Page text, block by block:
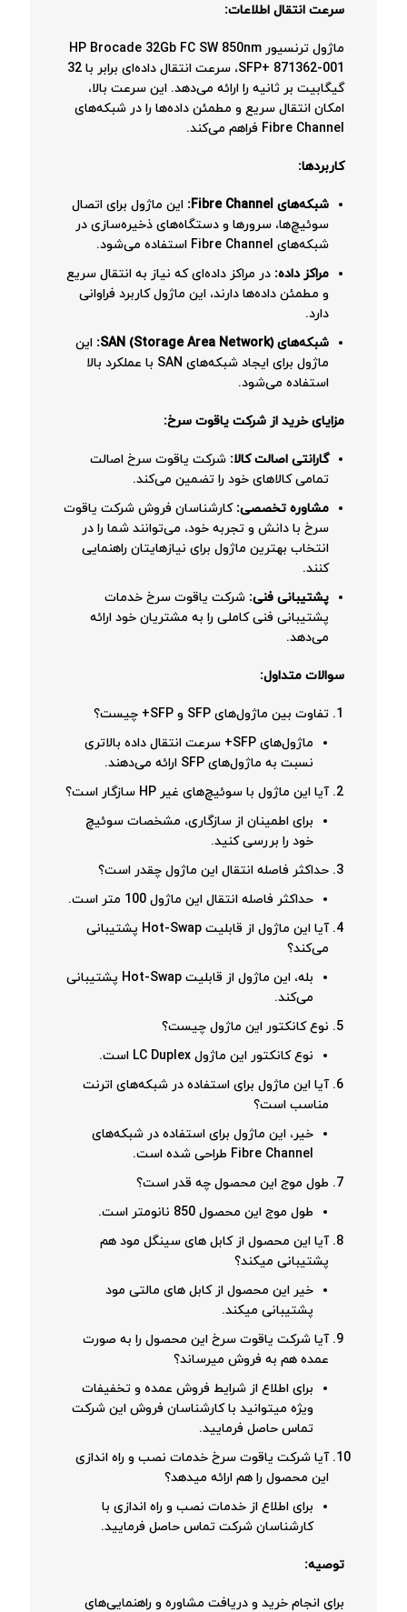
سرعت انتقال اطلاعات:
ماژول ترنسیور HP Brocade 32Gb FC SW 850nm
SFP+ 871362-001، سرعت انتقال داده‌ای برابر با 32
گیگابیت بر ثانیه را ارائه می‌دهد. این سرعت بالا،
امکان انتقال سریع و مطمئن داده‌ها را در شبکه‌های
Fibre Channel فراهم می‌کند.
کاربردها:
شبکه‌های Fibre Channel:
این ماژول برای اتصال
سوئیچ‌ها، سرورها و دستگاه‌های ذخیره‌سازی در
شبکه‌های Fibre Channel استفاده می‌شود.
مراکز داده: در مراکز داده‌ای که نیاز به انتقال سریع
و مطمئن داده‌ها دارند، این ماژول کاربرد فراوانی
دارد.
شبکه‌های SAN (Storage Area Network):
این
ماژول برای ایجاد شبکه‌های SAN با عملکرد بالا
استفاده می‌شود.
مزایای خرید از شرکت یاقوت سرخ:
گارانتی اصالت کالا: شرکت یاقوت سرخ اصالت
تمامی کالاهای خود را تضمین می‌کند.
مشاوره تخصصی: کارشناسان فروش شرکت یاقوت
سرخ با دانش و تجربه خود، می‌توانند شما را در
انتخاب بهترین ماژول برای نیازهایتان راهنمایی
کنند.
پشتیبانی فنی: شرکت یاقوت سرخ خدمات
پشتیبانی فنی کاملی را به مشتریان خود ارائه
می‌دهد.
سوالات متداول:
تفاوت بین ماژول‌های SFP و SFP+ چیست؟
ماژول‌های SFP+ سرعت انتقال داده بالاتری
نسبت به ماژول‌های SFP ارائه می‌دهند.
آیا این ماژول با سوئیچ‌های غیر HP سازگار است؟
برای اطمینان از سازگاری، مشخصات سوئیچ
خود را بررسی کنید.
حداکثر فاصله انتقال این ماژول چقدر است؟
حداکثر فاصله انتقال این ماژول 100 متر است.
آیا این ماژول از قابلیت Hot-Swap پشتیبانی
می‌کند؟
بله، این ماژول از قابلیت Hot-Swap پشتیبانی
می‌کند.
نوع کانکتور این ماژول چیست؟
نوع کانکتور این ماژول LC Duplex است.
آیا این ماژول برای استفاده در شبکه‌های اترنت
مناسب است؟
خیر، این ماژول برای استفاده در شبکه‌های
Fibre Channel طراحی شده است.
طول موج این محصول چه قدر است؟
طول موج این محصول 850 نانومتر است.
آیا این محصول از کابل های سینگل مود هم
پشتیبانی میکند؟
خیر این محصول از کابل های مالتی مود
پشتیبانی میکند.
آیا شرکت یاقوت سرخ این محصول را به صورت
عمده هم به فروش میرساند؟
برای اطلاع از شرایط فروش عمده و تخفیفات
ویژه میتوانید با کارشناسان فروش این شرکت
تماس حاصل فرمایید.
آیا شرکت یاقوت سرخ خدمات نصب و راه اندازی
این محصول را هم ارائه میدهد؟
برای اطلاع از خدمات نصب و راه اندازی با
کارشناسان شرکت تماس حاصل فرمایید.
توصیه:
برای انجام خرید و دریافت مشاوره و راهنمایی‌های